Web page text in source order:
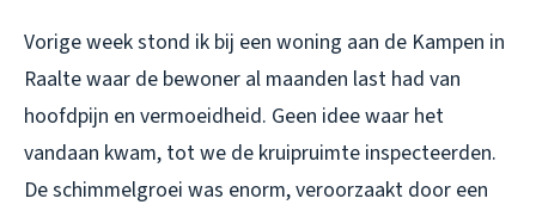
Vorige week stond ik bij een woning aan de Kampen in
Raalte waar de bewoner al maanden last had van
hoofdpijn en vermoeidheid. Geen idee waar het
vandaan kwam, tot we de kruipruimte inspecteerden.
De schimmelgroei was enorm, veroorzaakt door een